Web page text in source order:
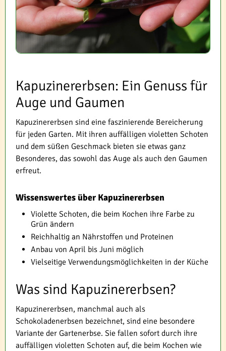
Kapuzinererbsen: Ein Genuss für
Auge und Gaumen
Kapuzinererbsen sind eine faszinierende Bereicherung
für jeden Garten. Mit ihren auffälligen violetten Schoten
und dem süßen Geschmack bieten sie etwas ganz
Besonderes, das sowohl das Auge als auch den Gaumen
erfreut.
Wissenswertes über Kapuzinererbsen
Violette Schoten, die beim Kochen ihre Farbe zu
Grün ändern
Reichhaltig an Nährstoffen und Proteinen
Anbau von April bis Juni möglich
Vielseitige Verwendungsmöglichkeiten in der Küche
Was sind Kapuzinererbsen?
Kapuzinererbsen, manchmal auch als
Schokoladenerbsen bezeichnet, sind eine besondere
Variante der Gartenerbse. Sie fallen sofort durch ihre
auffälligen violetten Schoten auf, die beim Kochen wie